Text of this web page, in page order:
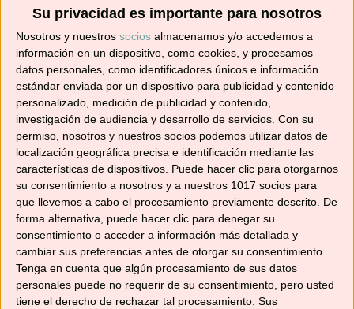
Su privacidad es importante para nosotros
Nosotros y nuestros socios almacenamos y/o accedemos a
información en un dispositivo, como cookies, y procesamos
datos personales, como identificadores únicos e información
estándar enviada por un dispositivo para publicidad y contenido
personalizado, medición de publicidad y contenido,
investigación de audiencia y desarrollo de servicios. Con su
permiso, nosotros y nuestros socios podemos utilizar datos de
localización geográfica precisa e identificación mediante las
características de dispositivos. Puede hacer clic para otorgarnos
su consentimiento a nosotros y a nuestros 1017 socios para
que llevemos a cabo el procesamiento previamente descrito. De
forma alternativa, puede hacer clic para denegar su
consentimiento o acceder a información más detallada y
cambiar sus preferencias antes de otorgar su consentimiento.
Tenga en cuenta que algún procesamiento de sus datos
personales puede no requerir de su consentimiento, pero usted
tiene el derecho de rechazar tal procesamiento. Sus
en tu correo.
¡No te pierdas ninguna! 👩‍🍳👨‍🍳
Dirección
de
correo
electrónico
Suscribir
YouTube